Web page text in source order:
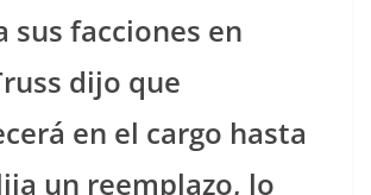
sus facciones en
dijo que
en el cargo hasta
un reemplazo, lo